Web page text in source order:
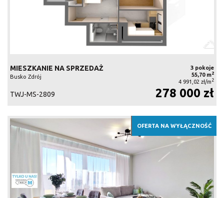
MIESZKANIE NA SPRZEDAŻ
Busko Zdrój
3 pokoje
55,70 m2
4 991,02 zł/m 2
TWJ-MS-2809 278 000 zł
OFERTA NA WYŁĄCZNOŚĆ